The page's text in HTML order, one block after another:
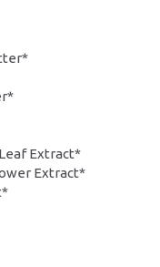
Extract*
Extract*